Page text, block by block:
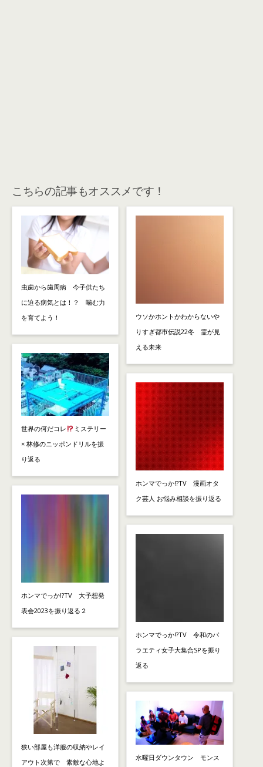
こちらの記事もオススメです！
虫歯から歯周病 今子供たち
に迫る病気とは！？ 噛む力
を育てよう！
世界の何だコレ
ミステリー
× 林修のニッポンドリルを振
り返る
ホンマでっか!?TV 大予想発
表会2023を振り返る２
狭い部屋も洋服の収納やレイ
アウト次第で 素敵な心地よ
ウソかホントかわからないや
りすぎ都市伝説22冬 霊が見
える未来
ホンマでっか!?TV 漫画オタ
ク芸人 お悩み相談を振り返る
ホンマでっか!?TV 令和のバ
ラエティ女子大集合SPを振り
返る
水曜日ダウンタウン モンス